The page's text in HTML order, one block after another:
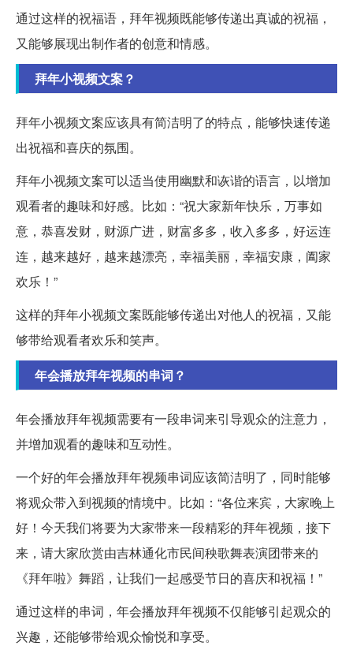
通过这样的祝福语，拜年视频既能够传递出真诚的祝福，
又能够展现出制作者的创意和情感。
拜年小视频文案？
拜年小视频文案应该具有简洁明了的特点，能够快速传递
出祝福和喜庆的氛围。
拜年小视频文案可以适当使用幽默和诙谐的语言，以增加
观看者的趣味和好感。比如：“祝大家新年快乐，万事如
意，恭喜发财，财源广进，财富多多，收入多多，好运连
连，越来越好，越来越漂亮，幸福美丽，幸福安康，阖家
欢乐！”
这样的拜年小视频文案既能够传递出对他人的祝福，又能
够带给观看者欢乐和笑声。
年会播放拜年视频的串词？
年会播放拜年视频需要有一段串词来引导观众的注意力，
并增加观看的趣味和互动性。
一个好的年会播放拜年视频串词应该简洁明了，同时能够
将观众带入到视频的情境中。比如：“各位来宾，大家晚上
好！今天我们将要为大家带来一段精彩的拜年视频，接下
来，请大家欣赏由吉林通化市民间秧歌舞表演团带来的
《拜年啦》舞蹈，让我们一起感受节日的喜庆和祝福！”
通过这样的串词，年会播放拜年视频不仅能够引起观众的
兴趣，还能够带给观众愉悦和享受。